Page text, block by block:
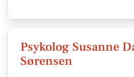
Psykolog Susanne
Sørensen